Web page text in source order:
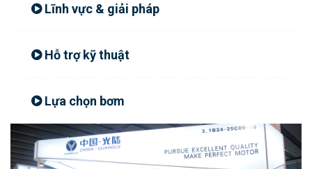
Lĩnh vực & giải pháp
Hỗ trợ kỹ thuật
Lựa chọn bơm